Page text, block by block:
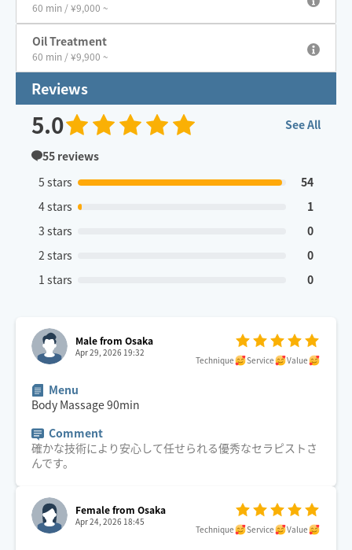
60 min / ¥9,000 ~
Oil Treatment
60 min / ¥9,900 ~
Reviews
5.0
See All
55 reviews
5 stars
54
4 stars
1
3 stars
0
2 stars
0
1 stars
0
Male from Osaka
Apr 29, 2026 19:32
Technique Service Value
Menu
Body Massage90min
Comment
確かな技術により安心して任せられる優秀なセラピストさ
んです。
Female from Osaka
Apr 24, 2026 18:45
Technique Service Value